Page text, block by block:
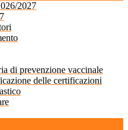
2027
di prevenzione vaccinale
delle certificazioni